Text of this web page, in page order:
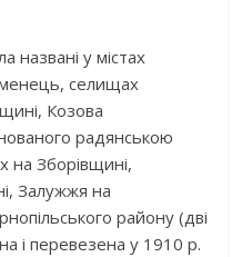
названі у містах
селищах
Козова
радянською
на Зборівщині,
Залужжя на
району (дві
і перевезена у 1910 р.